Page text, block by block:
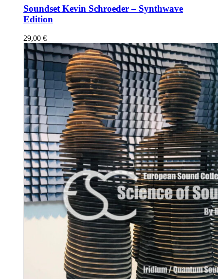
Soundset Kevin Schroeder – Synthwave
Edition
29,00 €